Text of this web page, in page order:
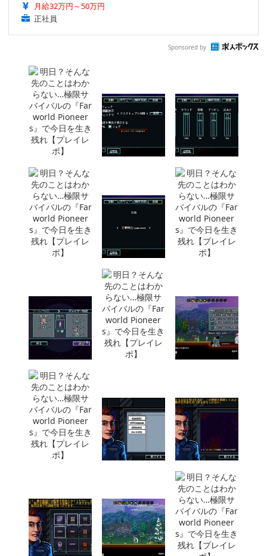
月給32万円～50万円
正社員
Sponsored by